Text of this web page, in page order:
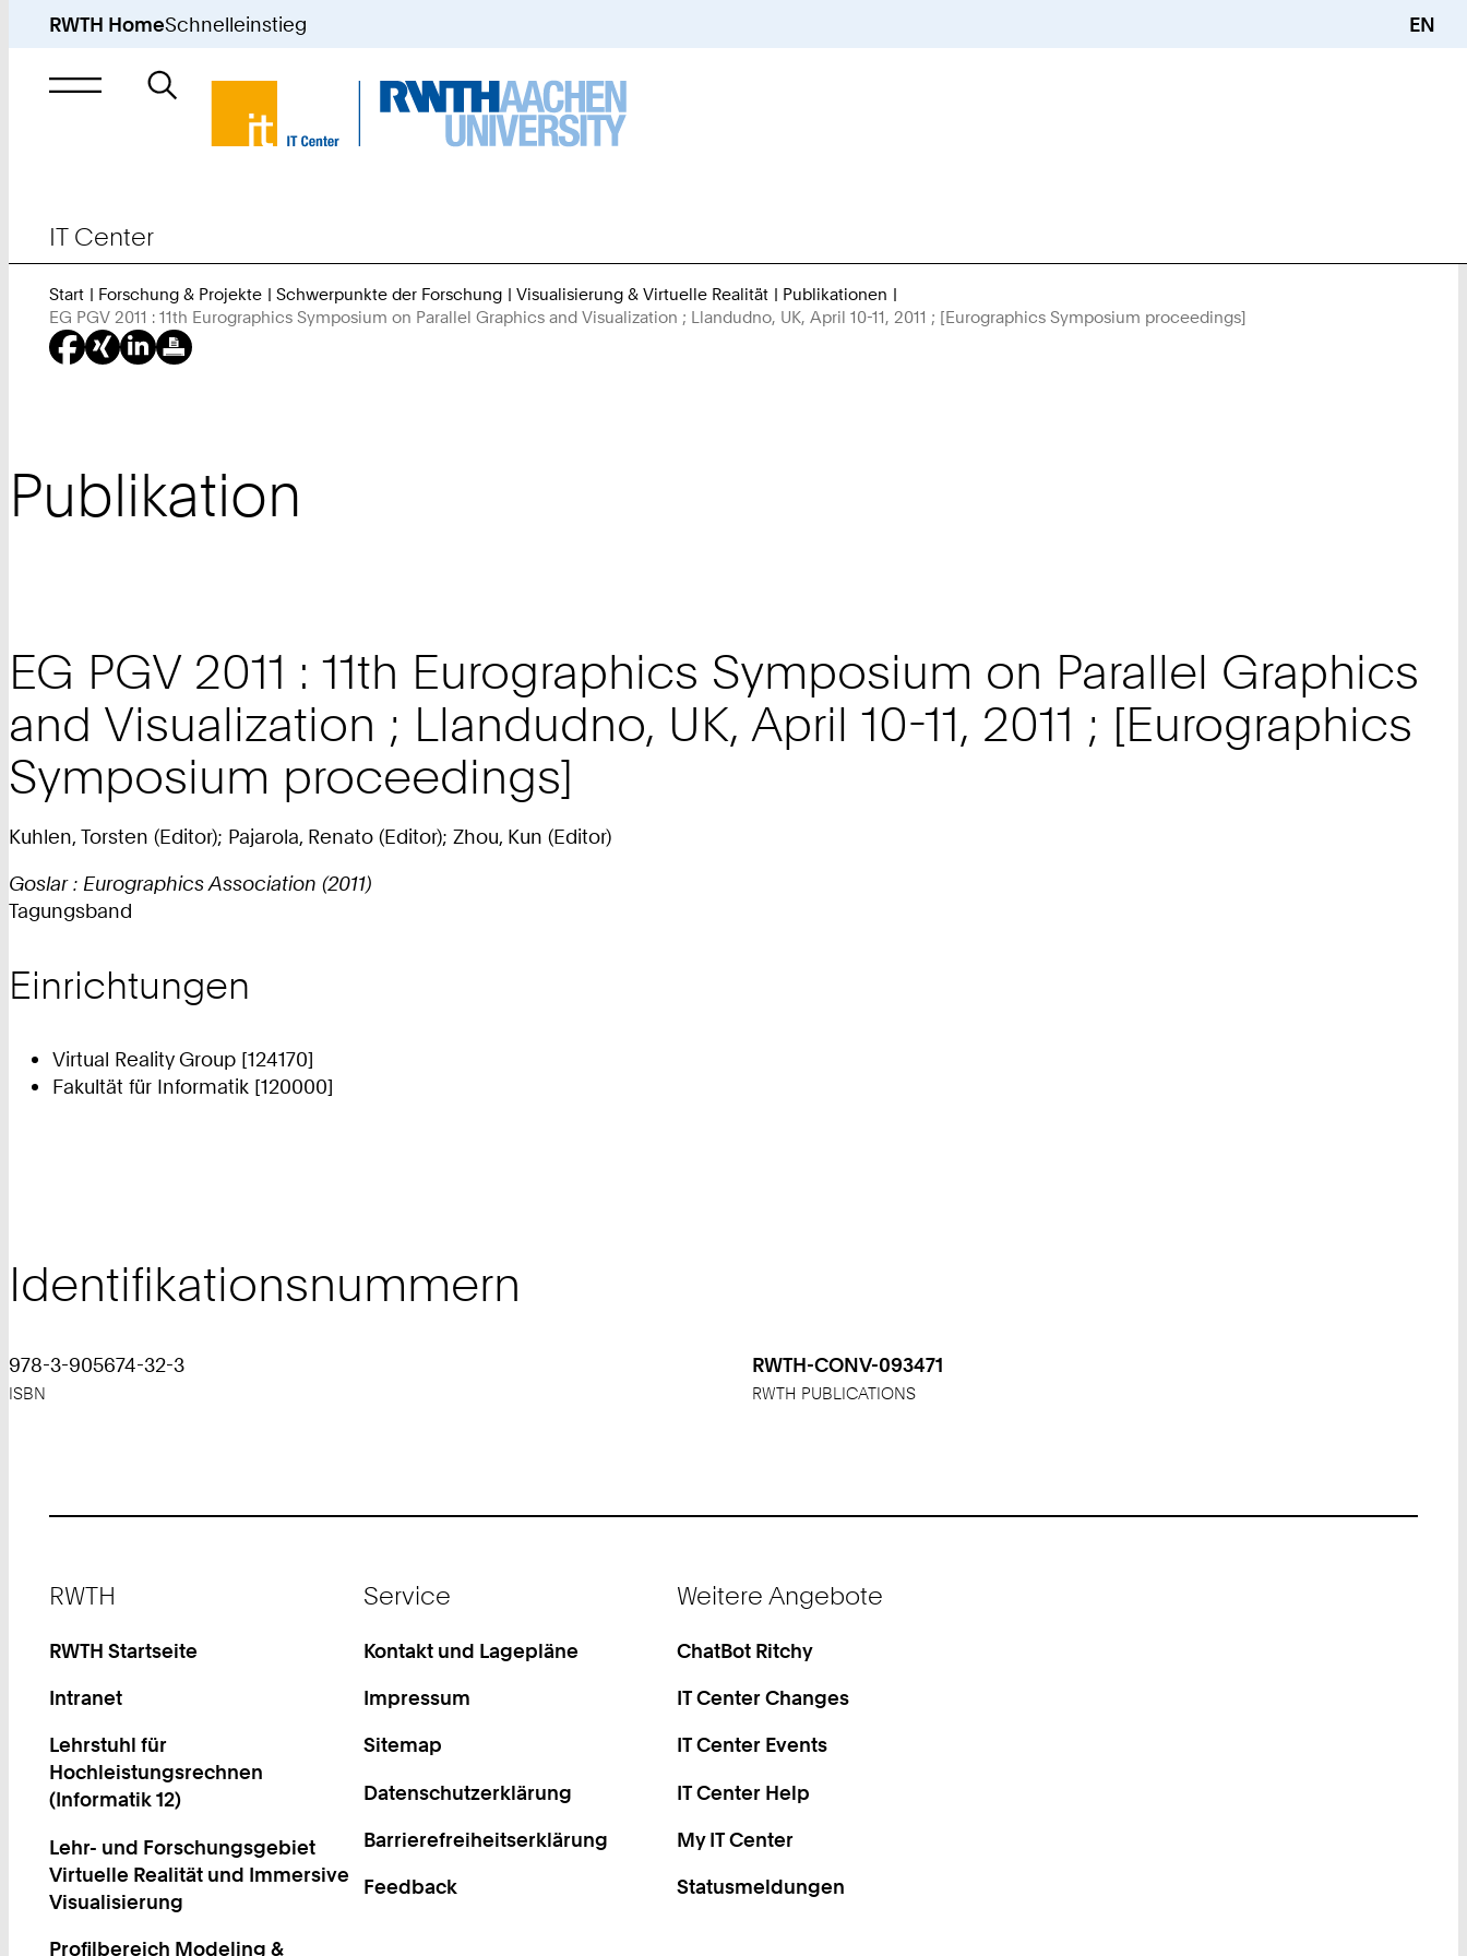
RWTH HomeSchnelleinstieg EN
Suche
nach
IT Center
sind
Start Forschung & Projekte Schwerpunkte der Forschung Visualisierung & Virtuelle Realität
Publikationen
EG PGV 2011 : 11th Eurographics Symposium on Parallel Graphics and Visualization ; Llandudno, UK, April 10-11, 2011 ; [Eurographics Symposium proceedings]
Publikation
EG PGV 2011 : 11th Eurographics Symposium on Parallel Graphics
and Visualization ; Llandudno, UK, April 10-11, 2011 ; [Eurographics
Symposium proceedings]
Kuhlen, Torsten (Editor); Pajarola, Renato (Editor); Zhou, Kun (Editor)
Goslar : Eurographics Association (2011)
Tagungsband
Einrichtungen
Virtual Reality Group [124170]
Fakultät für Informatik [120000]
Identifikationsnummern
978-3-905674-32-3
ISBN
RWTH-CONV-093471
RWTH PUBLICATIONS
RWTH
RWTH Startseite
Intranet
Lehrstuhl für
Hochleistungsrechnen
(Informatik 12)
Lehr- und Forschungsgebiet
Virtuelle Realität und Immersive
Visualisierung
Profilbereich Modeling &
Service
Kontakt und Lagepläne
Impressum
Sitemap
Datenschutzerklärung
Barrierefreiheitserklärung
Feedback
Weitere Angebote
ChatBot Ritchy
IT Center Changes
IT Center Events
IT Center Help
My IT Center
Statusmeldungen